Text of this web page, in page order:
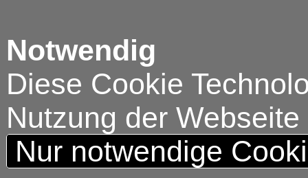
Notwendig
Diese Cookie
Nutzung der
Nur notwendige